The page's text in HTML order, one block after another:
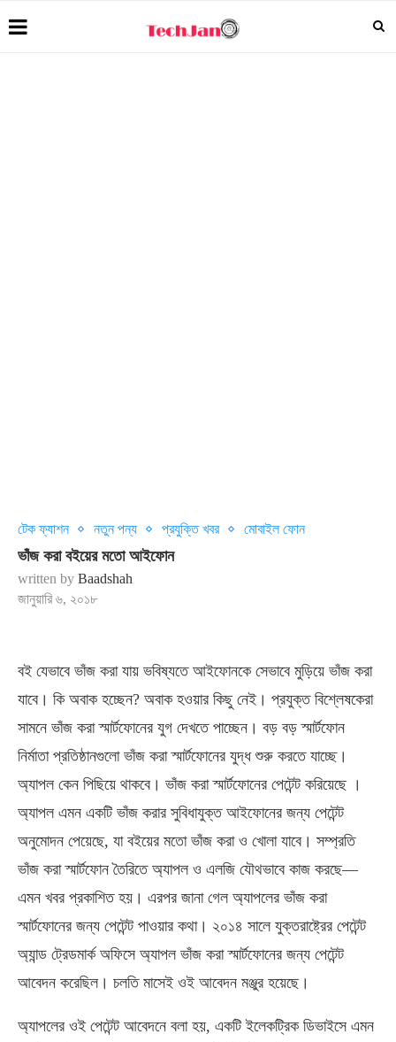
টেক ফ্যাশন নতুন পন্য প্রযুক্তি খবর মোবাইল ফোন
ভাঁজ করা বইয়ের মতো আইফোন
written by Baadshah
জানুয়ারি ৬, ২০১৮
বই যেভাবে ভাঁজ করা যায় ভবিষ্যতে আইফোনকে সেভাবে মুড়িয়ে ভাঁজ করা
যাবে। কি অবাক হচ্ছেন? অবাক হওয়ার কিছু নেই। প্রযুক্ত বিশ্লেষকেরা
সামনে ভাঁজ করা স্মার্টফোনের যুগ দেখতে পাচ্ছেন। বড় বড় স্মার্টফোন
নির্মাতা প্রতিষ্ঠানগুলো ভাঁজ করা স্মার্টফোনের যুদ্ধ শুরু করতে যাচ্ছে।
অ্যাপল কেন পিছিয়ে থাকবে। ভাঁজ করা স্মার্টফোনের পেটেন্ট করিয়েছে ।
অ্যাপল এমন একটি ভাঁজ করার সুবিধাযুক্ত আইফোনের জন্য পেটেন্ট
অনুমোদন পেয়েছে, যা বইয়ের মতো ভাঁজ করা ও খোলা যাবে। সম্প্রতি
ভাঁজ করা স্মার্টফোন তৈরিতে অ্যাপল ও এলজি যৌথভাবে কাজ করছে—
এমন খবর প্রকাশিত হয়। এরপর জানা গেল অ্যাপলের ভাঁজ করা
স্মার্টফোনের জন্য পেটেন্ট পাওয়ার কথা। ২০১৪ সালে যুক্তরাষ্ট্রের পেটেন্ট
অ্যান্ড ট্রেডমার্ক অফিসে অ্যাপল ভাঁজ করা স্মার্টফোনের জন্য পেটেন্ট
আবেদন করেছিল। চলতি মাসেই ওই আবেদন মঞ্জুর হয়েছে।
অ্যাপলের ওই পেটেন্ট আবেদনে বলা হয়, একটি ইলেকট্রিক ডিভাইসে এমন